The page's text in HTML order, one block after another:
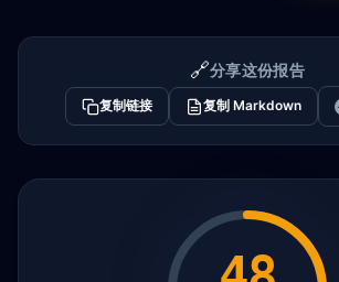
🔗分享这份报告
复制链接 复制 Markdown